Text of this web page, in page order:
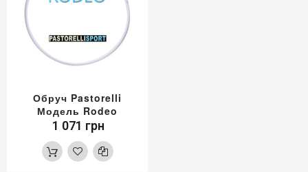
Обруч Pastorelli
Модель Rodeo
1 071 грн